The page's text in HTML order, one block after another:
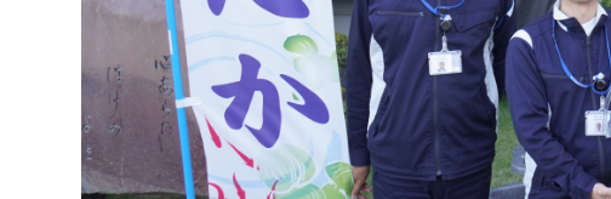
ペット
保険課
健康づくり課
建設部
建設政策課
会計管理者
出納室